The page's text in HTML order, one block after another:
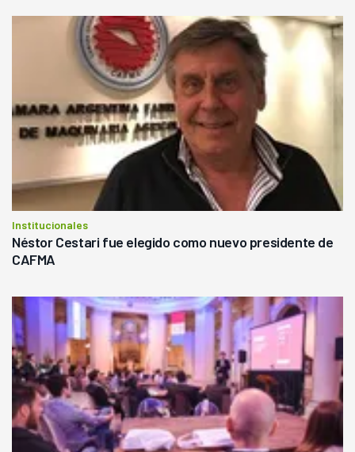
Institucionales
Néstor Cestari fue elegido como nuevo presidente de
CAFMA